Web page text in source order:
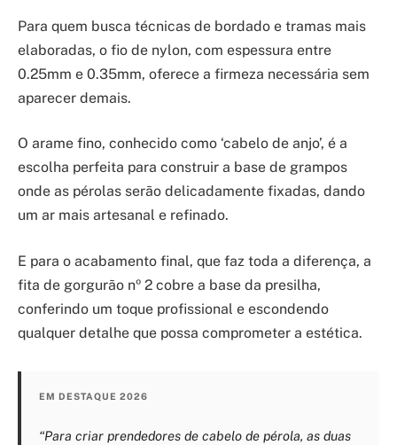
Para quem busca técnicas de bordado e tramas mais
elaboradas, o fio de nylon, com espessura entre
0.25mm e 0.35mm, oferece a firmeza necessária sem
aparecer demais.
O arame fino, conhecido como ‘cabelo de anjo’, é a
escolha perfeita para construir a base de grampos
onde as pérolas serão delicadamente fixadas, dando
um ar mais artesanal e refinado.
E para o acabamento final, que faz toda a diferença, a
fita de gorgurão nº 2 cobre a base da presilha,
conferindo um toque profissional e escondendo
qualquer detalhe que possa comprometer a estética.
EM DESTAQUE 2026
“Para criar prendedores de cabelo de pérola, as duas